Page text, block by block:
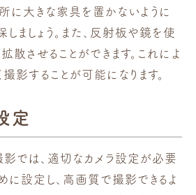
に大きな家具を置かないように
しましょう。また、反射板や鏡を使
散させることができます。これによ
影することが可能になります。
定
では、適切なカメラ設定が必要
に設定し、高画質で撮影できるよ